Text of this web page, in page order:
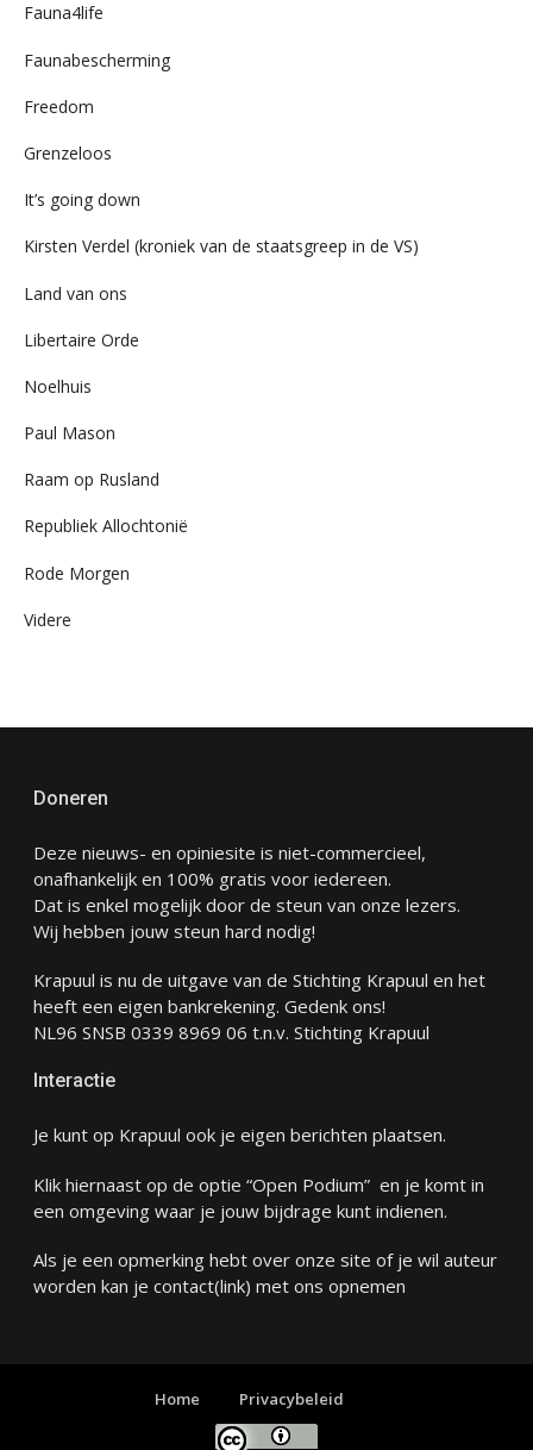
Fauna4life
Faunabescherming
Freedom
Grenzeloos
It’s going down
Kirsten Verdel (kroniek van de staatsgreep in de VS)
Land van ons
Libertaire Orde
Noelhuis
Paul Mason
Raam op Rusland
Republiek Allochtonië
Rode Morgen
Videre
Doneren
Deze nieuws- en opiniesite is niet-commercieel,
onafhankelijk en 100% gratis voor iedereen.
Dat is enkel mogelijk door de steun van onze lezers.
Wij hebben jouw steun hard nodig!
Krapuul is nu de uitgave van de Stichting Krapuul en het
heeft een eigen bankrekening. Gedenk ons!
NL96 SNSB 0339 8969 06 t.n.v. Stichting Krapuul
Interactie
Je kunt op Krapuul ook je eigen berichten plaatsen.
Klik hiernaast op de optie “Open Podium” en je komt in
een omgeving waar je jouw bijdrage kunt indienen.
Als je een opmerking hebt over onze site of je wil auteur
worden kan je contact(link) met ons opnemen
Home Privacybeleid